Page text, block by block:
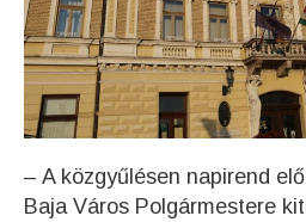
– A közgyűlésen napirend
Baja Város Polgármestere